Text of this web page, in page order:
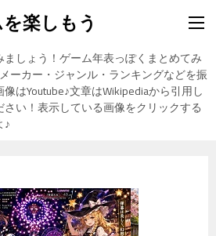
楽しもう
しょう！ゲーム年表っぽくまとめてみ
ーカー・ジャンル・ランキングなどを振
はYoutube♪文章はWikipediaから引用し
い！表示している画像をクリックする